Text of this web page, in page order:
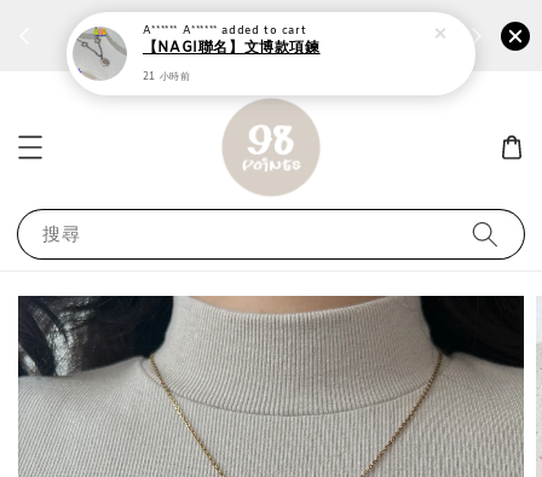
個性鋼戒任兩件1300⚡ 前往選購 ›› 加
搜尋
A****** A****** added to cart
【NAGI聯名】文博款項鍊
21 小時前